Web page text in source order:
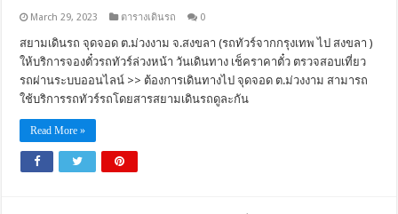
March 29, 2023 ตารางเดินรถ 0
สยามเดินรถ จุดจอด ต.ม่วงงาม จ.สงขลา (รถทัวร์จากกรุงเทพ ไป สงขลา )
ให้บริการจองตั๋วรถทัวร์ล่วงหน้า วันเดินทาง เช็คราคาตั๋ว ตรวจสอบเที่ยว
รถผ่านระบบออนไลน์ >> ต้องการเดินทางไป จุดจอด ต.ม่วงงาม สามารถ
ใช้บริการรถทัวร์รถโดยสารสยามเดินรถดูละกัน
Read More »